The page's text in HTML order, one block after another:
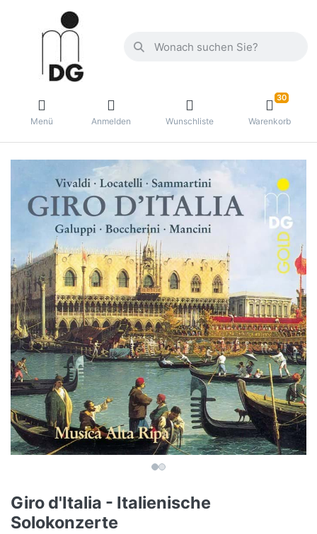
Menü Anmelden Wunschliste
30
Warenkorb
Giro d'Italia - Italienische
Solokonzerte